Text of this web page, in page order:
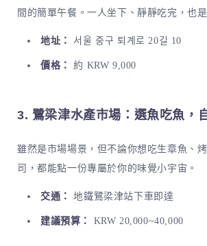
間的簡單午餐。一人坐下、靜靜吃完，也
地址： 서울 중구 퇴계로 20길 10
價格： 約 KRW 9,000
3. 鷺梁津水產市場：選魚吃魚，
雖然是市場場景，但不論你想吃生章魚、
司，都能點一份專屬於你的味覺小宇宙。
交通： 地鐵鷺梁津站下車即達
建議預算： KRW 20,000~40,000